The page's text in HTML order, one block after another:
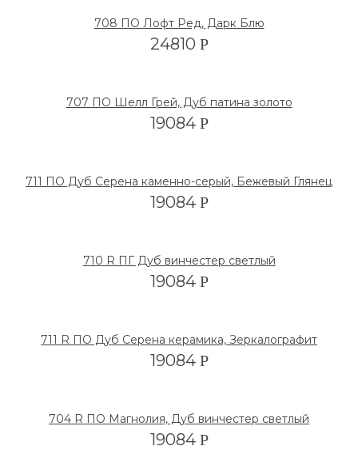
708 ПО Лофт Ред, Дарк Блю
24810 Р
707 ПО Шелл Грей, Дуб патина золото
19084 Р
711 ПО Дуб Серена каменно-серый, Бежевый Глянец
19084 Р
710 R ПГ Дуб винчестер светлый
19084 Р
711 R ПО Дуб Серена керамика, Зеркалографит
19084 Р
704 R ПО Магнолия, Дуб винчестер светлый
19084 Р